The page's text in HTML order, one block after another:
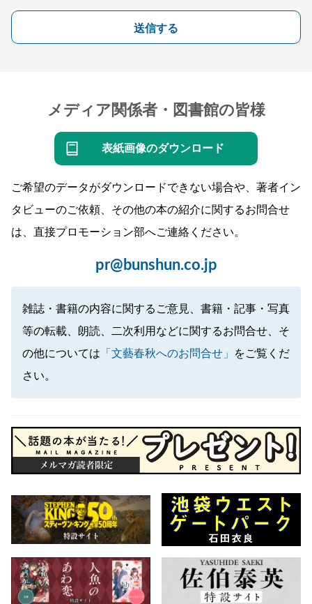
送信する
メディア関係者・図書館の皆様
表紙画像のダウンロード
ご希望のデータがダウンロードできない場合や、著者イン
タビューのご依頼、その他の本の紹介に関するお問合せ
は、直接プロモーション部へご連絡ください。
pr@bunshun.co.jp
雑誌・書籍の内容に関するご意見、書籍・記事・写真
等の転載、朗読、二次利用などに関するお問合せ、そ
の他については 「文藝春秋へのお問合せ」
をご覧くだ
さい。